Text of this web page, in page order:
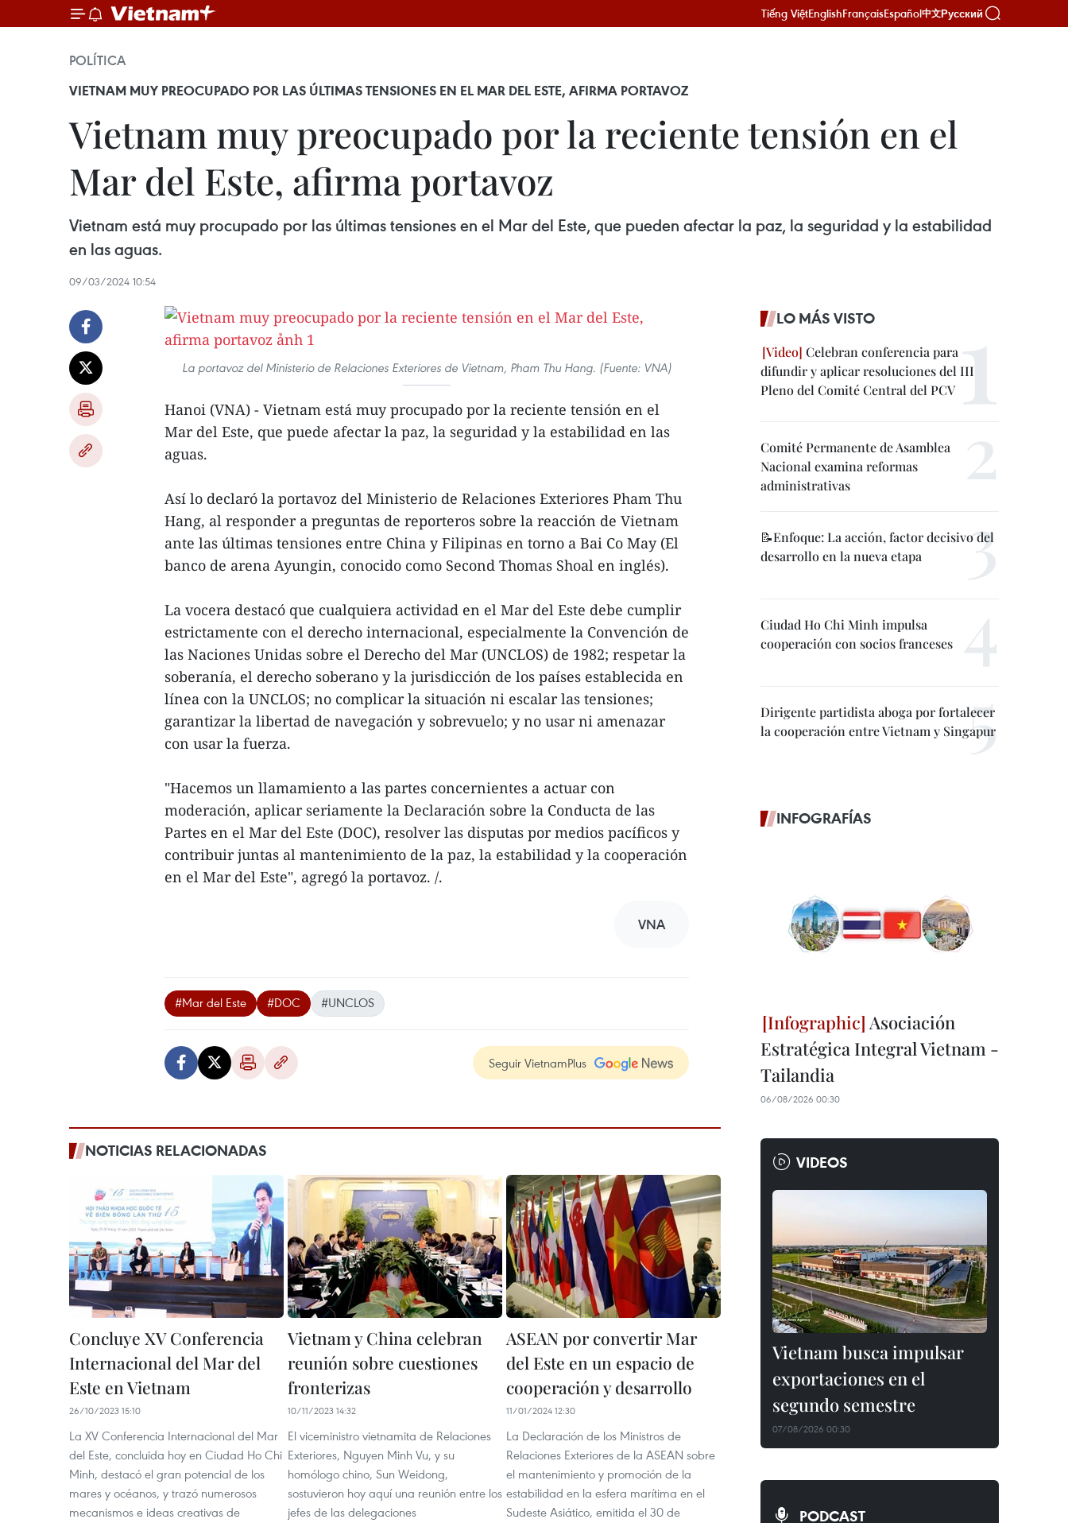
Tiếng ViệtEnglishFrançaisEspañol中文Русский
POLÍTICA
VIETNAM MUY PREOCUPADO POR LAS ÚLTIMAS TENSIONES EN EL MAR DEL ESTE, AFIRMA PORTAVOZ
Vietnam muy preocupado por la reciente tensión en el
Mar del Este, afirma portavoz
Vietnam está muy procupado por las últimas tensiones en el Mar del Este, que pueden afectar la paz, la seguridad y la estabilidad
en las aguas.
09/03/2024 10:54
La portavoz del Ministerio de Relaciones Exteriores de Vietnam, Pham Thu Hang. (Fuente: VNA)
Hanoi (VNA) - Vietnam está muy procupado por la reciente tensión en el
Mar del Este, que puede afectar la paz, la seguridad y la estabilidad en las
aguas.
Así lo declaró la portavoz del Ministerio de Relaciones Exteriores Pham Thu
Hang, al responder a preguntas de reporteros sobre la reacción de Vietnam
ante las últimas tensiones entre China y Filipinas en torno a Bai Co May (El
banco de arena Ayungin, conocido como Second Thomas Shoal en inglés).
La vocera destacó que cualquiera actividad en el Mar del Este debe cumplir
estrictamente con el derecho internacional, especialmente la Convención de
las Naciones Unidas sobre el Derecho del Mar (UNCLOS) de 1982; respetar la
soberanía, el derecho soberano y la jurisdicción de los países establecida en
línea con la UNCLOS; no complicar la situación ni escalar las tensiones;
garantizar la libertad de navegación y sobrevuelo; y no usar ni amenazar
con usar la fuerza.
"Hacemos un llamamiento a las partes concernientes a actuar con
moderación, aplicar seriamente la Declaración sobre la Conducta de las
Partes en el Mar del Este (DOC), resolver las disputas por medios pacíficos y
contribuir juntas al mantenimiento de la paz, la estabilidad y la cooperación
en el Mar del Este", agregó la portavoz. /.
VNA
#Mar del Este #DOC #UNCLOS
Seguir VietnamPlus
NOTICIAS RELACIONADAS
Concluye XV Conferencia
Internacional del Mar del
Este en Vietnam
26/10/2023 15:10
La XV Conferencia Internacional del Mar
del Este, concluida hoy en Ciudad Ho Chi
Minh, destacó el gran potencial de los
mares y océanos, y trazó numerosos
mecanismos e ideas creativas de
Vietnam y China celebran
reunión sobre cuestiones
fronterizas
10/11/2023 14:32
El viceministro vietnamita de Relaciones
Exteriores, Nguyen Minh Vu, y su
homólogo chino, Sun Weidong,
sostuvieron hoy aquí una reunión entre los
jefes de las delegaciones
ASEAN por convertir Mar
del Este en un espacio de
cooperación y desarrollo
11/01/2024 12:30
La Declaración de los Ministros de
Relaciones Exteriores de la ASEAN sobre
el mantenimiento y promoción de la
estabilidad en la esfera marítima en el
Sudeste Asiático, emitida el 30 de
LO MÁS VISTO
Celebran conferencia para
difundir y aplicar resoluciones del III
Pleno del Comité Central del PCV
Comité Permanente de Asamblea
Nacional examina reformas
administrativas
📝Enfoque: La acción, factor decisivo del
desarrollo en la nueva etapa
Ciudad Ho Chi Minh impulsa
cooperación con socios franceses
Dirigente partidista aboga por fortalecer
la cooperación entre Vietnam y Singapur
INFOGRAFÍAS
Asociación
Estratégica Integral Vietnam -
Tailandia
06/08/2026 00:30
VIDEOS
Vietnam busca impulsar
exportaciones en el
segundo semestre
07/08/2026 00:30
PODCAST